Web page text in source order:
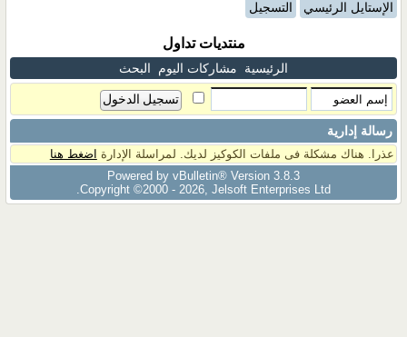
الإستايل الرئيسي التسجيل
منتديات تداول
الرئيسية مشاركات اليوم البحث
رسالة إدارية
عذرا. هناك مشكلة فى ملفات الكوكيز لديك. لمراسلة الإدارة اضغط هنا
Powered by vBulletin® Version 3.8.3
Copyright ©2000 - 2026, Jelsoft Enterprises Ltd.